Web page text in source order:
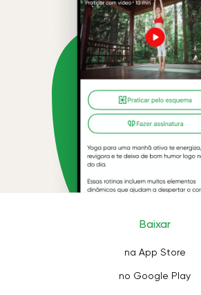
Baixar
na App Store
no Google Play